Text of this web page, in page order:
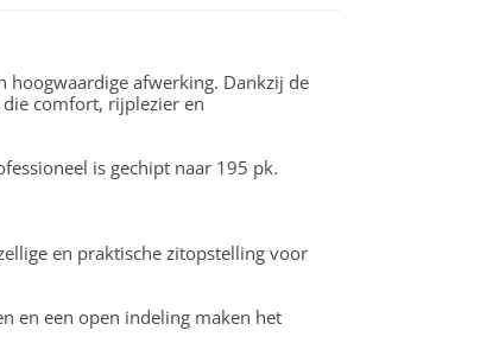
hoogwaardige afwerking. Dankzij de
comfort, rijplezier en
is gechipt naar 195 pk.
en praktische zitopstelling voor
en een open indeling maken het